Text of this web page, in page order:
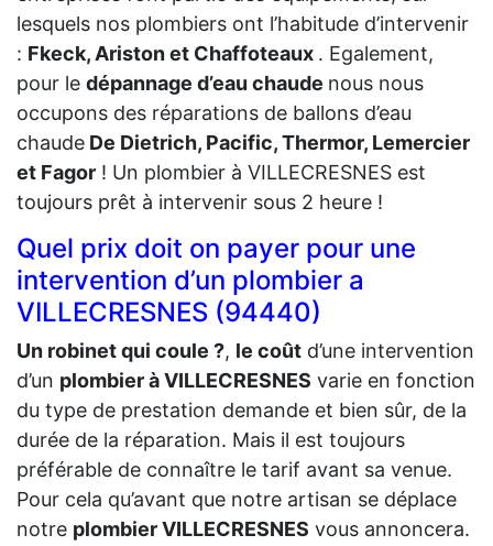
lesquels nos plombiers ont l’habitude d’intervenir
: Fkeck, Ariston et Chaffoteaux . Egalement,
pour le dépannage d’eau chaude nous nous
occupons des réparations de ballons d’eau
chaude De Dietrich, Pacific, Thermor, Lemercier
et Fagor ! Un plombier à VILLECRESNES est
toujours prêt à intervenir sous 2 heure !
Quel prix doit on payer pour une
intervention d’un plombier a
VILLECRESNES (94440)
Un robinet qui coule ?, le coût d’une intervention
d’un plombier à VILLECRESNES varie en fonction
du type de prestation demande et bien sûr, de la
durée de la réparation. Mais il est toujours
préférable de connaître le tarif avant sa venue.
Pour cela qu’avant que notre artisan se déplace
notre plombier VILLECRESNES vous annoncera.